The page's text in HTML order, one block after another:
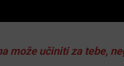
može učiniti za tebe,